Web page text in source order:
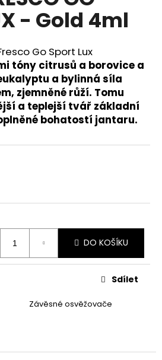
- Gold 4ml
Go Sport Lux
tóny citrusů a borovice a
a bylinná síla
zjemněné růží. Tomu
a teplejší tvář základní
bohatostí jantaru.
DO KOŠÍKU
Závěsné osvěžovače
Sdílet